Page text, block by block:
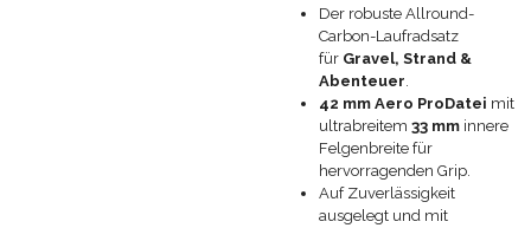
Der robuste Allround-
Carbon-Laufradsatz
für Gravel, Strand &
Abenteuer.
42 mm Aero ProDatei mit
ultrabreitem 33 mm innere
Felgenbreite für
hervorragenden Grip.
Auf Zuverlässigkeit
ausgelegt und mit